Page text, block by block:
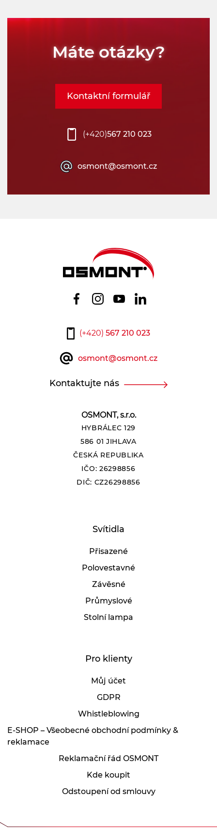
Máte otázky?
(+420)567 210 023
osmont@osmont.cz
Kontaktní formulář
OSMONT, s.r.o.
HYBRÁLEC 129
586 01 JIHLAVA
ČESKÁ REPUBLIKA
IČO: 26298856
DIČ: CZ26298856
Svítidla
Přisazené
Polovestavné
Závěsné
Průmyslové
Stolní lampa
Pro klienty
Můj účet
GDPR
Whistleblowing
E-SHOP – Všeobecné obchodní podmínky &
reklamace
Reklamační řád OSMONT
Kde koupit
Odstoupení od smlouvy
(+420) 567 210 023
osmont@osmont.cz
Kontaktujte nás